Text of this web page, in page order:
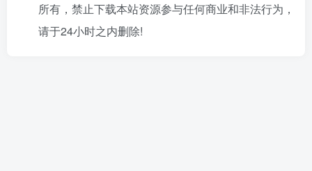
所有，禁止下载本站资源参与任何商业和非法行为，
请于24小时之内删除!